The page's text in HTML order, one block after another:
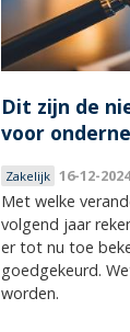
Dit zijn de
voor
Zakelijk 16-12-2024
Met welke
volgend jaar
er tot nu toe
goedgekeurd.
worden.